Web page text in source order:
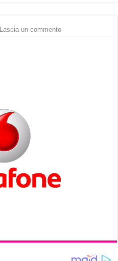
Lascia un commento